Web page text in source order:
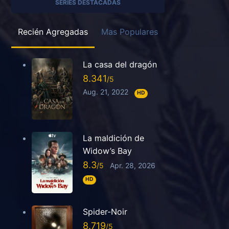
SERIES DESTACADAS
Recién Agregadas Mas Populares
La casa del dragón
8.341
Aug. 21, 2022 HD
La maldición de
Widow’s Bay
8.3 Apr. 28, 2026
HD
Spider-Noir
8.719